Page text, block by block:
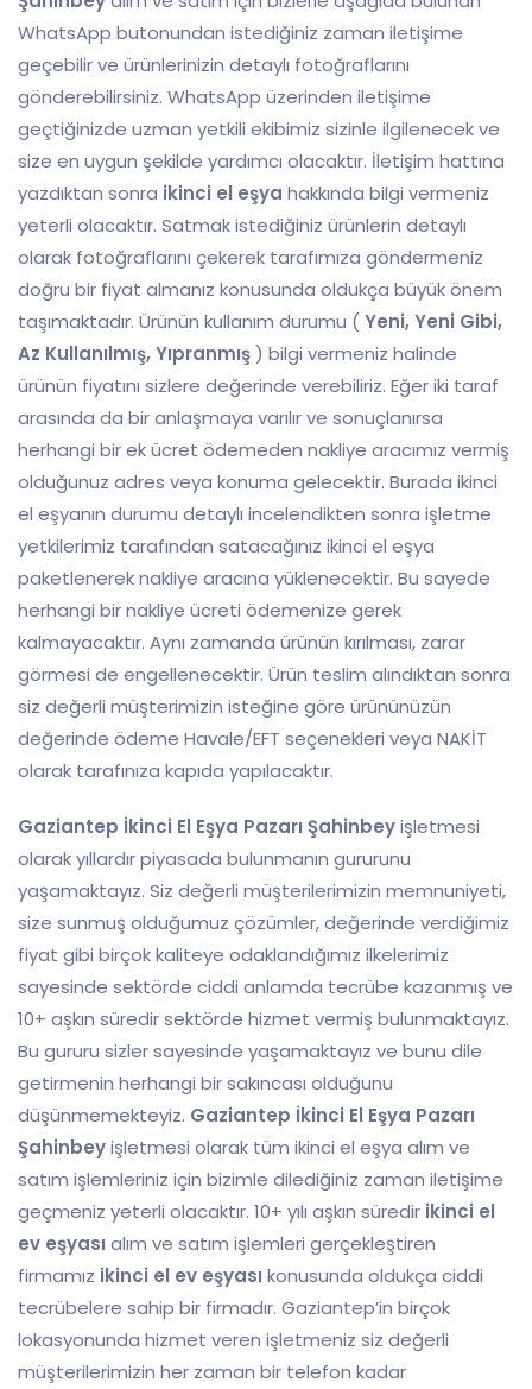
WhatsApp butonundan istediğiniz zaman iletişime
geçebilir ve ürünlerinizin detaylı fotoğraflarını
gönderebilirsiniz. WhatsApp üzerinden iletişime
geçtiğinizde uzman yetkili ekibimiz sizinle ilgilenecek ve
size en uygun şekilde yardımcı olacaktır. İletişim hattına
yazdıktan sonra ikinci el eşya hakkında bilgi vermeniz
yeterli olacaktır. Satmak istediğiniz ürünlerin detaylı
olarak fotoğraflarını çekerek tarafımıza göndermeniz
doğru bir fiyat almanız konusunda oldukça büyük önem
taşımaktadır. Ürünün kullanım durumu (Yeni, Yeni Gibi,
Az Kullanılmış, Yıpranmış) bilgi vermeniz halinde
ürünün fiyatını sizlere değerinde verebiliriz. Eğer iki taraf
arasında da bir anlaşmaya varılır ve sonuçlanırsa
herhangi bir ek ücret ödemeden nakliye aracımız vermiş
olduğunuz adres veya konuma gelecektir. Burada ikinci
el eşyanın durumu detaylı incelendikten sonra işletme
yetkilerimiz tarafından satacağınız ikinci el eşya
paketlenerek nakliye aracına yüklenecektir. Bu sayede
herhangi bir nakliye ücreti ödemenize gerek
kalmayacaktır. Aynı zamanda ürünün kırılması, zarar
görmesi de engellenecektir. Ürün teslim alındıktan sonra
siz değerli müşterimizin isteğine göre ürününüzün
değerinde ödeme Havale/EFT seçenekleri veya NAKİT
olarak tarafınıza kapıda yapılacaktır.
Gaziantep İkinci El Eşya Pazarı Şahinbeyişletmesi
olarak yıllardır piyasada bulunmanın gururunu
yaşamaktayız. Siz değerli müşterilerimizin memnuniyeti,
size sunmuş olduğumuz çözümler, değerinde verdiğimiz
fiyat gibi birçok kaliteye odaklandığımız ilkelerimiz
sayesinde sektörde ciddi anlamda tecrübe kazanmış ve
10+ aşkın süredir sektörde hizmet vermiş bulunmaktayız.
Bu gururu sizler sayesinde yaşamaktayız ve bunu dile
getirmenin herhangi bir sakıncası olduğunu
düşünmemekteyiz. Gaziantep İkinci El Eşya Pazarı
Şahinbeyişletmesi olarak tüm ikinci el eşya alım ve
satım işlemleriniz için bizimle dilediğiniz zaman iletişime
geçmeniz yeterli olacaktır. 10+ yılı aşkın süredir ikinci el
ev eşyası alım ve satım işlemleri gerçekleştiren
firmamız ikinci el ev eşyası konusunda oldukça ciddi
tecrübelere sahip bir firmadır. Gaziantep’in birçok
lokasyonunda hizmet veren işletmeniz siz değerli
müşterilerimizin her zaman bir telefon kadar